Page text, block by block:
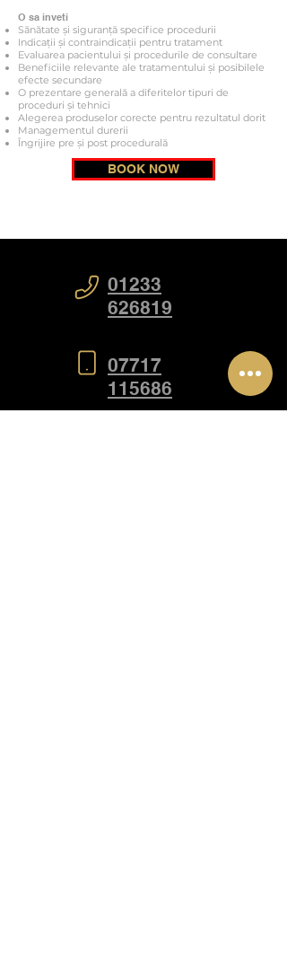
O sa inveti
Sănătate și siguranță specifice procedurii
Indicații și contraindicații pentru tratament
Evaluarea pacientului și procedurile de consultare
Beneficiile relevante ale tratamentului și posibilele
efecte secundare
O prezentare generală a diferitelor tipuri de
proceduri și tehnici
Alegerea produselor corecte pentru rezultatul dorit
Managementul durerii
Îngrijire pre și post procedurală
BOOK NOW
01233
626819
07717
115686